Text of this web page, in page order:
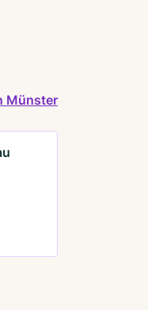
Münster